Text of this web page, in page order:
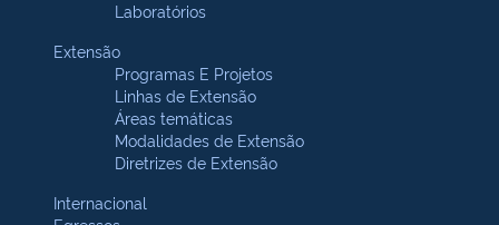
Laboratórios
Extensão
Programas E Projetos
Linhas de Extensão
Áreas temáticas
Modalidades de Extensão
Diretrizes de Extensão
Internacional